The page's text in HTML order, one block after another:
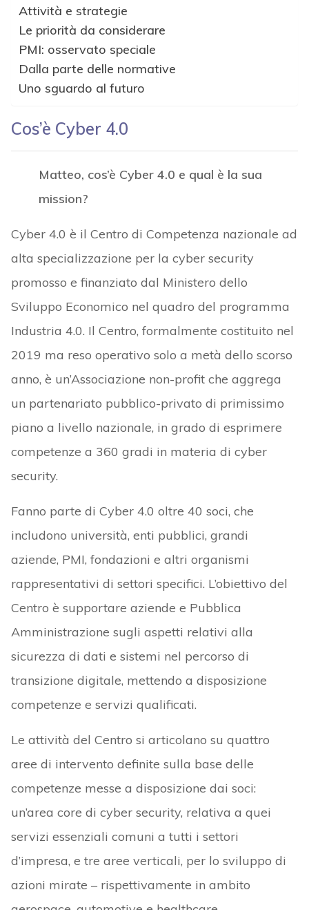
Attività e strategie
Le priorità da considerare
PMI: osservato speciale
Dalla parte delle normative
Uno sguardo al futuro
Cos’è Cyber 4.0
Matteo, cos’è Cyber 4.0 e qual è la sua
mission?
Cyber 4.0 è il Centro di Competenza nazionale ad
alta specializzazione per la cyber security
promosso e finanziato dal Ministero dello
Sviluppo Economico nel quadro del programma
Industria 4.0. Il Centro, formalmente costituito nel
2019 ma reso operativo solo a metà dello scorso
anno, è un’Associazione non-profit che aggrega
un partenariato pubblico-privato di primissimo
piano a livello nazionale, in grado di esprimere
competenze a 360 gradi in materia di cyber
security.
Fanno parte di Cyber 4.0 oltre 40 soci, che
includono università, enti pubblici, grandi
aziende, PMI, fondazioni e altri organismi
rappresentativi di settori specifici. L’obiettivo del
Centro è supportare aziende e Pubblica
Amministrazione sugli aspetti relativi alla
sicurezza di dati e sistemi nel percorso di
transizione digitale, mettendo a disposizione
competenze e servizi qualificati.
Le attività del Centro si articolano su quattro
aree di intervento definite sulla base delle
competenze messe a disposizione dai soci:
un’area core di cyber security, relativa a quei
servizi essenziali comuni a tutti i settori
d’impresa, e tre aree verticali, per lo sviluppo di
azioni mirate – rispettivamente in ambito